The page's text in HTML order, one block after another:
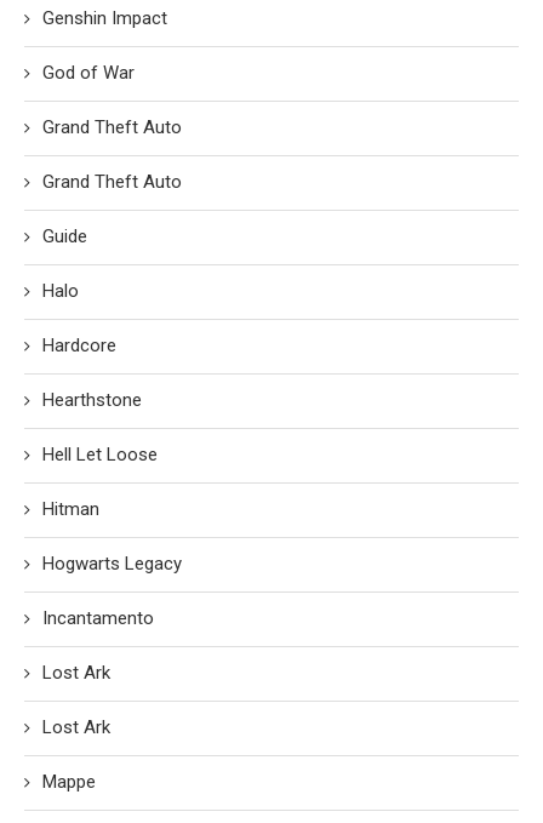
Genshin Impact
God of War
Grand Theft Auto
Grand Theft Auto
Guide
Halo
Hardcore
Hearthstone
Hell Let Loose
Hitman
Hogwarts Legacy
Incantamento
Lost Ark
Lost Ark
Mappe